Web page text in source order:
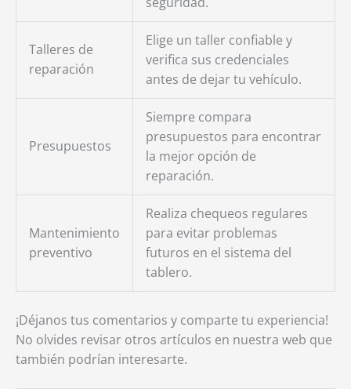
Talleres de
reparación
Elige un taller confiable y
verifica sus credenciales
antes de dejar tu vehículo.
Presupuestos
Siempre compara
presupuestos para encontrar
la mejor opción de
reparación.
Mantenimiento
preventivo
Realiza chequeos regulares
para evitar problemas
futuros en el sistema del
tablero.
¡Déjanos tus comentarios y comparte tu experiencia!
No olvides revisar otros artículos en nuestra web que
también podrían interesarte.